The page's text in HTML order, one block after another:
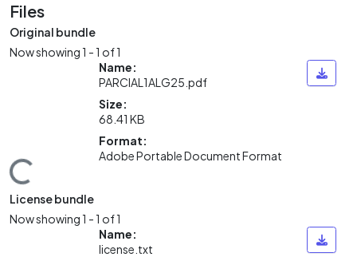
Files
Original bundle
Now showing1 - 1 of 1
Loading...
Name:
PARCIAL1ALG25.pdf
Size:
68.41 KB
Format:
Adobe Portable Document Format
License bundle
Now showing1 - 1 of 1
Name:
license.txt